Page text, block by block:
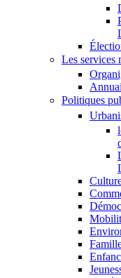
Les services
Politiques